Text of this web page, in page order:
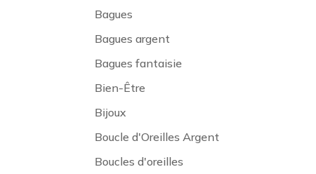
Bagues
Bagues argent
Bagues fantaisie
Bien-Être
Bijoux
Boucle d'Oreilles Argent
Boucles d'oreilles